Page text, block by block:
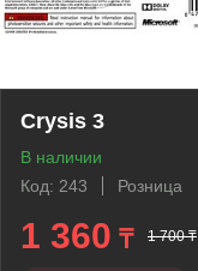
Crysis 3
В наличии
Код: 243
Розница
1 360 ₸ 1 700 ₸